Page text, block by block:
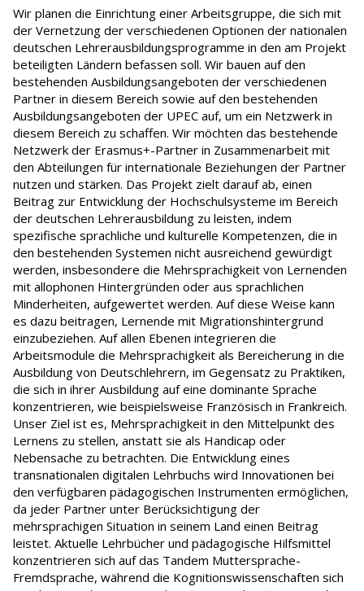
Wir planen die Einrichtung einer Arbeitsgruppe, die sich mit
der Vernetzung der verschiedenen Optionen der nationalen
deutschen Lehrerausbildungsprogramme in den am Projekt
beteiligten Ländern befassen soll. Wir bauen auf den
bestehenden Ausbildungsangeboten der verschiedenen
Partner in diesem Bereich sowie auf den bestehenden
Ausbildungsangeboten der UPEC auf, um ein Netzwerk in
diesem Bereich zu schaffen. Wir möchten das bestehende
Netzwerk der Erasmus+-Partner in Zusammenarbeit mit
den Abteilungen für internationale Beziehungen der Partner
nutzen und stärken. Das Projekt zielt darauf ab, einen
Beitrag zur Entwicklung der Hochschulsysteme im Bereich
der deutschen Lehrerausbildung zu leisten, indem
spezifische sprachliche und kulturelle Kompetenzen, die in
den bestehenden Systemen nicht ausreichend gewürdigt
werden, insbesondere die Mehrsprachigkeit von Lernenden
mit allophonen Hintergründen oder aus sprachlichen
Minderheiten, aufgewertet werden. Auf diese Weise kann
es dazu beitragen, Lernende mit Migrationshintergrund
einzubeziehen. Auf allen Ebenen integrieren die
Arbeitsmodule die Mehrsprachigkeit als Bereicherung in die
Ausbildung von Deutschlehrern, im Gegensatz zu Praktiken,
die sich in ihrer Ausbildung auf eine dominante Sprache
konzentrieren, wie beispielsweise Französisch in Frankreich.
Unser Ziel ist es, Mehrsprachigkeit in den Mittelpunkt des
Lernens zu stellen, anstatt sie als Handicap oder
Nebensache zu betrachten. Die Entwicklung eines
transnationalen digitalen Lehrbuchs wird Innovationen bei
den verfügbaren pädagogischen Instrumenten ermöglichen,
da jeder Partner unter Berücksichtigung der
mehrsprachigen Situation in seinem Land einen Beitrag
leistet. Aktuelle Lehrbücher und pädagogische Hilfsmittel
konzentrieren sich auf das Tandem Muttersprache-
Fremdsprache, während die Kognitionswissenschaften sich